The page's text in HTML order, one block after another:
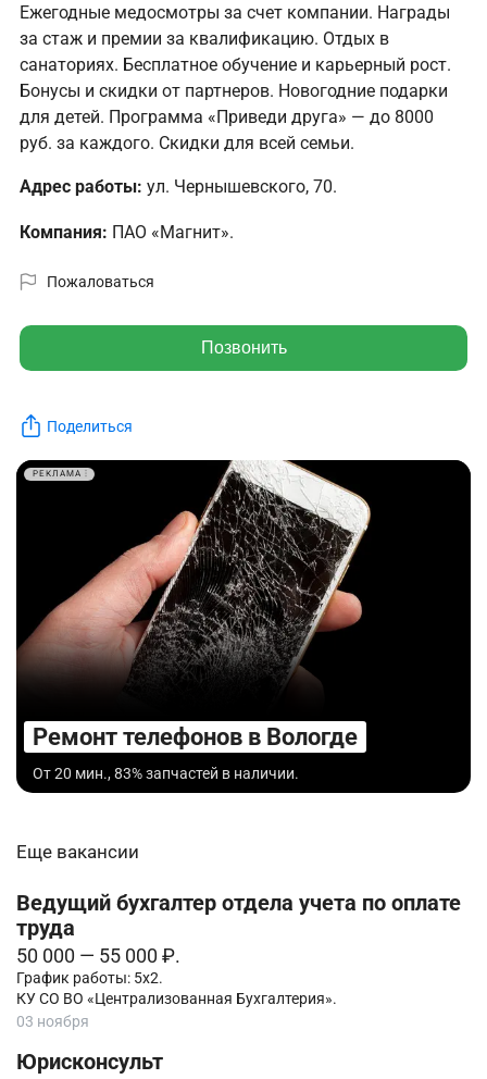
Ежегодные медосмотры за счет компании. Награды
за стаж и премии за квалификацию. Отдых в
санаториях. Бесплатное обучение и карьерный рост.
Бонусы и скидки от партнеров. Новогодние подарки
для детей. Программа «Приведи друга» — до 8000
руб. за каждого. Скидки для всей семьи.
Адрес работы: ул. Чернышевского, 70.
Компания: ПАО «Магнит».
Пожаловаться
Позвонить
Поделиться
РЕКЛАМА
Ремонт телефонов в Вологде
От 20 мин., 83% запчастей в наличии.
Еще вакансии
Ведущий бухгалтер отдела учета по оплате
труда
50 000 — 55 000 ₽.
График работы: 5х2.
КУ СО ВО «Централизованная Бухгалтерия».
03 ноября
Юрисконсульт